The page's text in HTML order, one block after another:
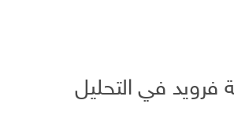
فرويد في التحليل